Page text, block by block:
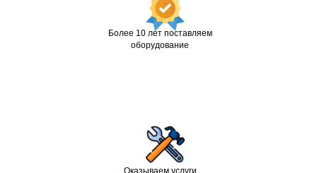
Более 10 лет поставляем
оборудование
Оказываем услуги